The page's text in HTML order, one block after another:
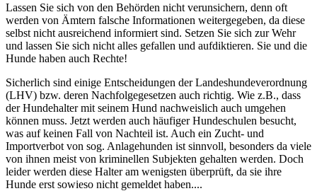
Lassen Sie sich von den Behörden nicht verunsichern, denn oft
werden von Ämtern falsche Informationen weitergegeben, da diese
selbst nicht ausreichend informiert sind. Setzen Sie sich zur Wehr
und lassen Sie sich nicht alles gefallen und aufdiktieren. Sie und die
Hunde haben auch Rechte!
Sicherlich sind einige Entscheidungen der Landeshundeverordnung
(LHV) bzw. deren Nachfolgegesetzen auch richtig. Wie z.B., dass
der Hundehalter mit seinem Hund nachweislich auch umgehen
können muss. Jetzt werden auch häufiger Hundeschulen besucht,
was auf keinen Fall von Nachteil ist. Auch ein Zucht- und
Importverbot von sog. Anlagehunden ist sinnvoll, besonders da viele
von ihnen meist von kriminellen Subjekten gehalten werden. Doch
leider werden diese Halter am wenigsten überprüft, da sie ihre
Hunde erst sowieso nicht gemeldet haben....